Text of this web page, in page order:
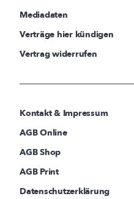
Mediadaten
Verträge hier kündigen
Vertrag widerrufen
Kontakt & Impressum
AGB Online
AGB Shop
AGB Print
Datenschutzerklärung